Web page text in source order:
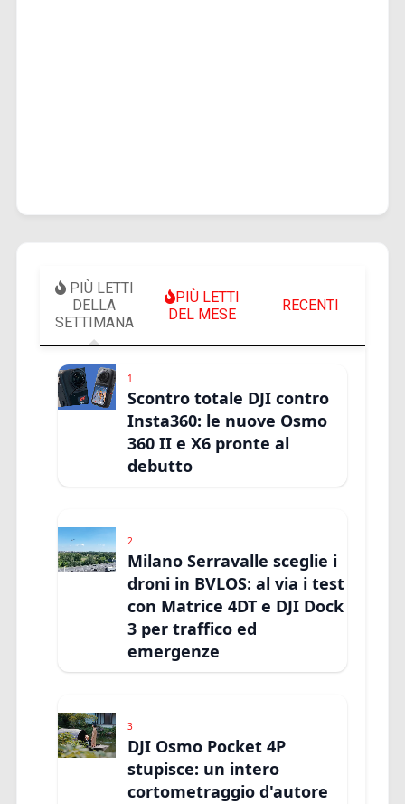
PIÙ LETTI
DELLA
SETTIMANA
PIÙ LETTI
DEL MESE
RECENTI
1
Scontro totale DJI contro
Insta360: le nuove Osmo
360 II e X6 pronte al
debutto
2
Milano Serravalle sceglie i
droni in BVLOS: al via i test
con Matrice 4DT e DJI Dock
3 per traffico ed
emergenze
3
DJI Osmo Pocket 4P
stupisce: un intero
cortometraggio d'autore